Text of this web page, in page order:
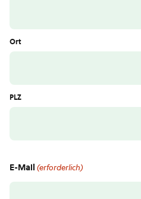
Ort
PLZ
E-Mail (erforderlich)